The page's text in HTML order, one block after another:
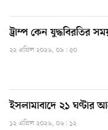
ট্রাম্প কেন যুদ্ধবিরতির
২২ এপ্রিল ২০২৬, ০৯: ৫০
ইসলামাবাদে ২১ ঘণ্টার
১২ এপ্রিল ২০২৬, ০৬: ১২